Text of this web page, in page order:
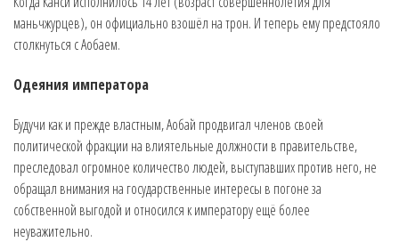
маньчжурцев), он официально взошёл на трон. И теперь ему предстояло
столкнуться с Аобаем.
Одеяния императора
Будучи как и прежде властным, Аобай продвигал членов своей
политической фракции на влиятельные должности в правительстве,
преследовал огромное количество людей, выступавших против него, не
обращал внимания на государственные интересы в погоне за
собственной выгодой и относился к императору ещё более
неуважительно.